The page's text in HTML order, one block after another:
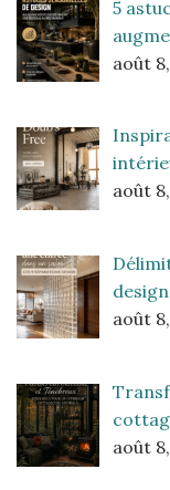
5
août
août
design
août
août